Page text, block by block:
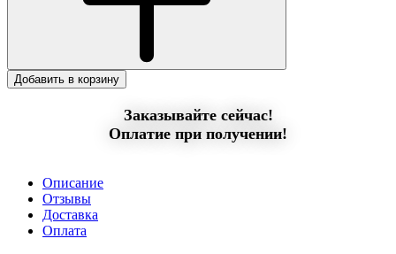
Добавить в корзину
Заказывайте сейчас!
Оплатие при получении!
Описание
Отзывы
Доставка
Оплата